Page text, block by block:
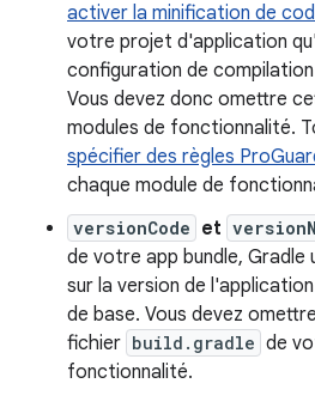
activer la minification de
votre projet d'application
configuration de
Vous devez donc omettre
modules de fonctionnalité.
spécifier des règles
chaque module de
versionCode et
de votre app bundle, Gradle
sur la version de
de base. Vous devez
fichier build.gradle de
fonctionnalité.